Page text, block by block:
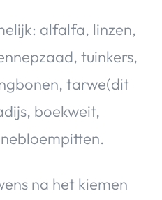
alfalfa, linzen,
tuinkers,
tarwe(dit
boekweit,
na het kiemen